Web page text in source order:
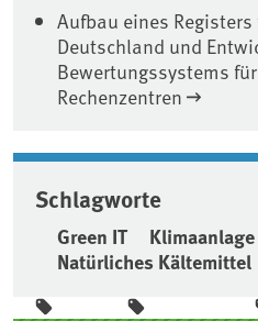
Aufbau eines
Deutschland und
Bewertungssystems
Rechenzentren
Schlagworte
Green IT Klimaanlage
Natürliches Kältemittel